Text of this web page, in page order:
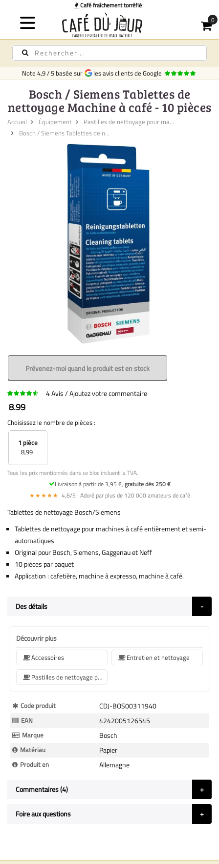
Café fraîchement torréfié !
Note 4,9/5 basée sur les avis clients de Google
Bosch / Siemens Tablettes de
nettoyage Machine à café - 10 pièces
Accueil Équipement
Pastilles de nettoyage pour ma...
Bosch / Siemens Tablettes de n...
Prévenez-moi quand le produit est en stock
4Avis Ajoutez votre commentaire
8.99
Choisissez le nombre de pièces :
1 pièce
8,99
Tous les prix mentionnés dans ce bloc incluent la TVA.
Livraison à partir de 3,95 €, gratuite dès 250 €
★★★★★ 4,8/5 · Adoré par plus de 120 000 amateurs de café
Tablettes de nettoyage Bosch/Siemens
Tablettes de nettoyage pour machines à café entièrement et semi-
automatiques
Original pour Bosch, Siemens, Gaggenau et Neff
10 pièces par paquet
Application : cafetière, machine à expresso, machine à café.
Des détails
Découvrir plus
Accessoires
Entretien et nettoyage
Pastilles de nettoyage pour machines à café
Plus
d’information
Code produit CDJ-BOS00311940
EAN 4242005126545
Marque Bosch
Matériau Papier
Produit en Allemagne
Commentaires 4
Foire aux questions